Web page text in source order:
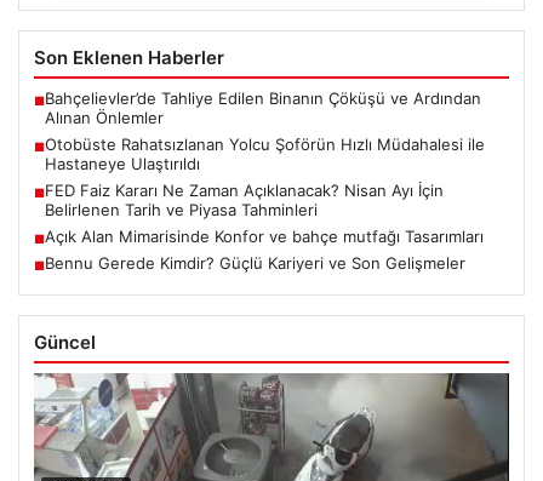
Son Eklenen Haberler
■Bahçelievler’de Tahliye Edilen Binanın Çöküşü ve Ardından
Alınan Önlemler
■Otobüste Rahatsızlanan Yolcu Şoförün Hızlı Müdahalesi ile
Hastaneye Ulaştırıldı
■FED Faiz Kararı Ne Zaman Açıklanacak? Nisan Ayı İçin
Belirlenen Tarih ve Piyasa Tahminleri
■Açık Alan Mimarisinde Konfor ve bahçe mutfağı Tasarımları
■Bennu Gerede Kimdir? Güçlü Kariyeri ve Son Gelişmeler
Güncel